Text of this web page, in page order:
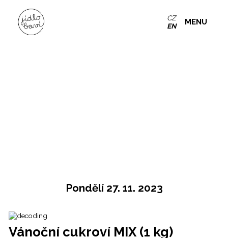
CZ
EN
MENU
Pondělí 27. 11. 2023
Vánoční cukroví MIX (1 kg)